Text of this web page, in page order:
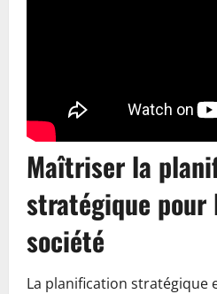
Maîtriser la
stratégique pour
société
La planification stratégique